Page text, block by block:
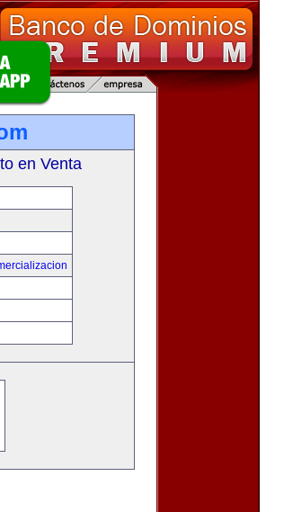
en Venta